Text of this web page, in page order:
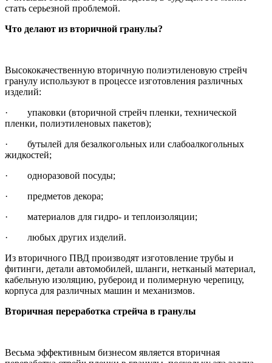
стать серьезной проблемой.
Что делают из вторичной гранулы?
Высококачественную вторичную полиэтиленовую стрейч
гранулу используют в процессе изготовления различных
изделий:
· упаковки (вторичной стрейч пленки, технической
пленки, полиэтиленовых пакетов);
· бутылей для безалкогольных или слабоалкогольных
жидкостей;
· одноразовой посуды;
· предметов декора;
· материалов для гидро- и теплоизоляции;
· любых других изделий.
Из вторичного ПВД производят изготовление трубы и
фитинги, детали автомобилей, шланги, нетканый материал,
кабельную изоляцию, рубероид и полимерную черепицу,
корпуса для различных машин и механизмов.
Вторичная переработка стрейча в гранулы
Весьма эффективным бизнесом является вторичная